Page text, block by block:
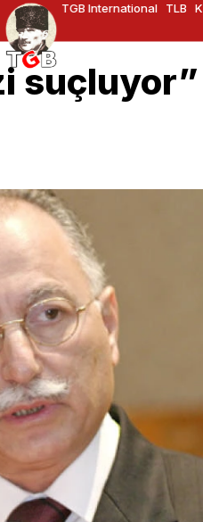
TGB International TLB
suçluyor”